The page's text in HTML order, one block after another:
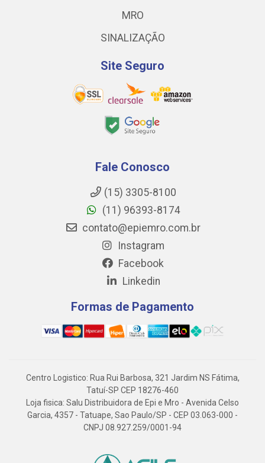
MRO
SINALIZAÇÃO
Site Seguro
Fale Conosco
(15) 3305-8100
(11) 96393-8174
contato@epiemro.com.br
Instagram
Facebook
Linkedin
Formas de Pagamento
Centro Logistico: Rua Rui Barbosa, 321 Jardim NS Fátima,
Tatuí-SP CEP 18276-460
Loja fisica: Salu Distribuidora de Epi e Mro - Avenida Celso
Garcia, 4357 - Tatuape, Sao Paulo/SP - CEP 03.063-000 -
CNPJ 08.927.259/0001-94